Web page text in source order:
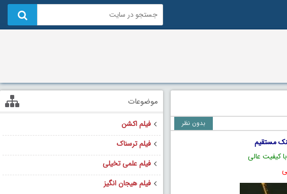
بدون نظر
با کیفیت عالی
موضوعات
فیلم اکشن
فیلم ترسناک
فیلم علمی تخیلی
فیلم هیجان انگیز